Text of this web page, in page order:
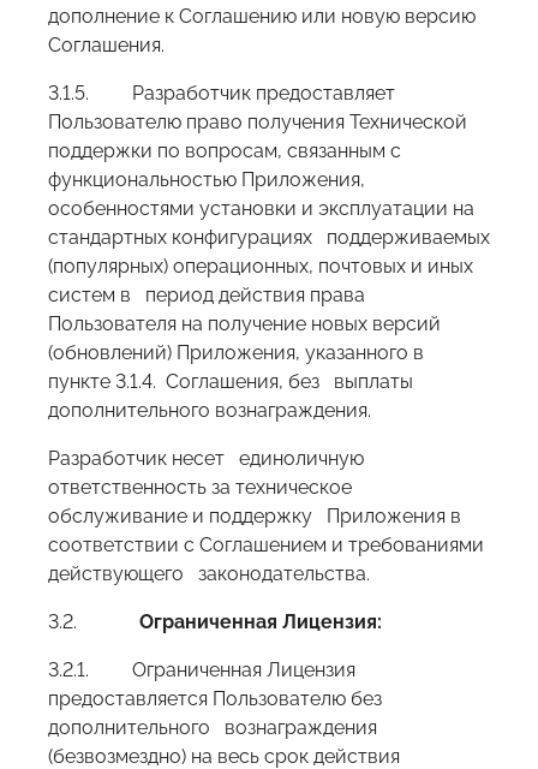
дополнение к Соглашению или новую версию
Соглашения.
3.1.5. Разработчик предоставляет
Пользователю право получения Технической
поддержки по вопросам, связанным с
функциональностью Приложения,
особенностями установки и эксплуатации на
стандартных конфигурациях поддерживаемых
(популярных) операционных, почтовых и иных
систем в период действия права
Пользователя на получение новых версий
(обновлений) Приложения, указанного в
пункте 3.1.4. Соглашения, без выплаты
дополнительного вознаграждения.
Разработчик несет единоличную
ответственность за техническое
обслуживание и поддержку Приложения в
соответствии с Соглашением и требованиями
действующего законодательства.
3.2. Ограниченная Лицензия:
3.2.1. Ограниченная Лицензия
предоставляется Пользователю без
дополнительного вознаграждения
(безвозмездно) на весь срок действия